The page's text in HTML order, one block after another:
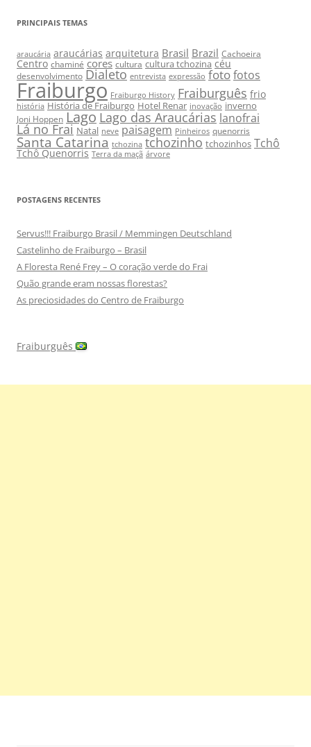
PRINCIPAIS TEMAS
araucária araucárias arquitetura Brasil Brazil Cachoeira
Centro chaminé cores cultura cultura tchozina céu
desenvolvimento Dialeto entrevista expressão fotofotos
Fraiburgo Fraiburgo History Fraiburguês frio
história História de Fraiburgo Hotel Renar inovação inverno
Joni Hoppen Lago Lago das Araucárias lanofrai
Lá no Frai Natal neve paisagem Pinheiros quenorris
Santa Catarina tchozina tchozinho tchozinhos Tchô
Tchô Quenorris Terra da maçã árvore
POSTAGENS RECENTES
Servus!!! Fraiburgo Brasil / Memmingen Deutschland
Castelinho de Fraiburgo – Brasil
A Floresta René Frey – O coração verde do Frai
Quão grande eram nossas florestas?
As preciosidades do Centro de Fraiburgo
Fraiburguês